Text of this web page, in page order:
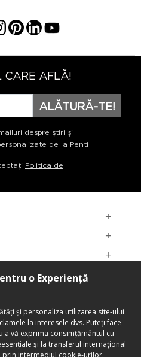
CARE AFLĂ!
ALĂTURĂ-TE!
despre știri și
de la Penti
Politica de